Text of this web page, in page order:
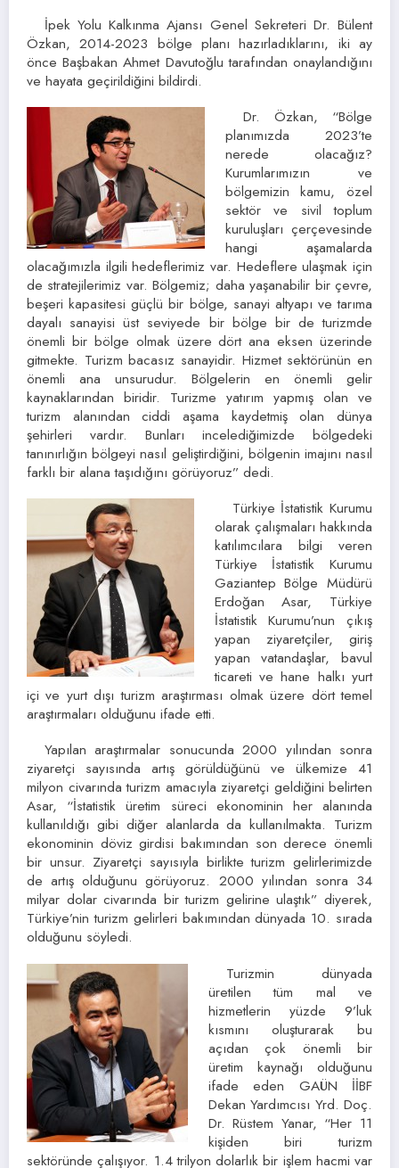
İpek Yolu Kalkınma Ajansı Genel Sekreteri Dr. Bülent
Özkan, 2014-2023 bölge planı hazırladıklarını, iki ay
önce Başbakan Ahmet Davutoğlu tarafından onaylandığını
ve hayata geçirildiğini bildirdi.
Dr. Özkan, “Bölge
planımızda 2023’te
nerede olacağız?
Kurumlarımızın ve
bölgemizin kamu, özel
sektör ve sivil toplum
kuruluşları çerçevesinde
hangi aşamalarda
olacağımızla ilgili hedeflerimiz var. Hedeflere ulaşmak için
de stratejilerimiz var. Bölgemiz; daha yaşanabilir bir çevre,
beşeri kapasitesi güçlü bir bölge, sanayi altyapı ve tarıma
dayalı sanayisi üst seviyede bir bölge bir de turizmde
önemli bir bölge olmak üzere dört ana eksen üzerinde
gitmekte. Turizm bacasız sanayidir. Hizmet sektörünün en
önemli ana unsurudur. Bölgelerin en önemli gelir
kaynaklarından biridir. Turizme yatırım yapmış olan ve
turizm alanından ciddi aşama kaydetmiş olan dünya
şehirleri vardır. Bunları incelediğimizde bölgedeki
tanınırlığın bölgeyi nasıl geliştirdiğini, bölgenin imajını nasıl
farklı bir alana taşıdığını görüyoruz” dedi.
Türkiye İstatistik Kurumu
olarak çalışmaları hakkında
katılımcılara bilgi veren
Türkiye İstatistik Kurumu
Gaziantep Bölge Müdürü
Erdoğan Asar, Türkiye
İstatistik Kurumu’nun çıkış
yapan ziyaretçiler, giriş
yapan vatandaşlar, bavul
ticareti ve hane halkı yurt
içi ve yurt dışı turizm araştırması olmak üzere dört temel
araştırmaları olduğunu ifade etti.
Yapılan araştırmalar sonucunda 2000 yılından sonra
ziyaretçi sayısında artış görüldüğünü ve ülkemize 41
milyon civarında turizm amacıyla ziyaretçi geldiğini belirten
Asar, “İstatistik üretim süreci ekonominin her alanında
kullanıldığı gibi diğer alanlarda da kullanılmakta. Turizm
ekonominin döviz girdisi bakımından son derece önemli
bir unsur. Ziyaretçi sayısıyla birlikte turizm gelirlerimizde
de artış olduğunu görüyoruz. 2000 yılından sonra 34
milyar dolar civarında bir turizm gelirine ulaştık” diyerek,
Türkiye’nin turizm gelirleri bakımından dünyada 10. sırada
olduğunu söyledi.
Turizmin dünyada
üretilen tüm mal ve
hizmetlerin yüzde 9’luk
kısmını oluşturarak bu
açıdan çok önemli bir
üretim kaynağı olduğunu
ifade eden GAÜN İİBF
Dekan Yardımcısı Yrd. Doç.
Dr. Rüstem Yanar, “Her 11
kişiden biri turizm
sektöründe çalışıyor. 1.4 trilyon dolarlık bir işlem hacmi var